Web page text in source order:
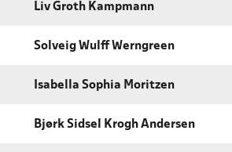
Liv Groth Kampmann
Solveig Wulff Werngreen
Isabella Sophia Moritzen
Bjørk Sidsel Krogh Andersen